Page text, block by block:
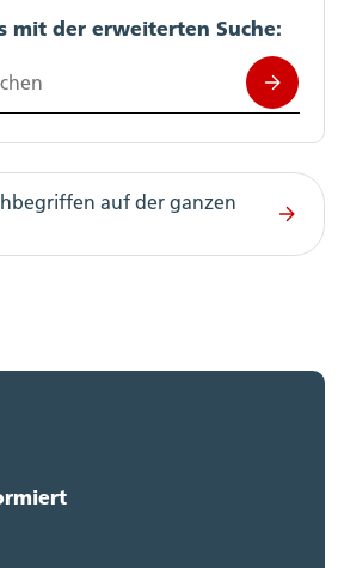
mit der erweiterten Suche:
auf der ganzen